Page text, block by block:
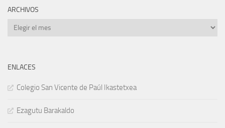
ARCHIVOS
Archivos
ENLACES
Colegio San Vicente de Paúl Ikastetxea
Ezagutu Barakaldo